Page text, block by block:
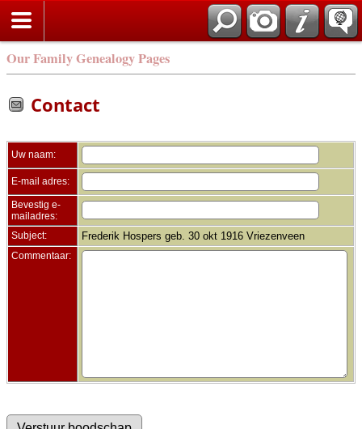
Our Family Genealogy Pages
Contact
Uw naam:
E-mail adres:
Bevestig e-
mailadres:
Subject:
Frederik Hospers geb. 30 okt 1916 Vriezenveen
Commentaar: